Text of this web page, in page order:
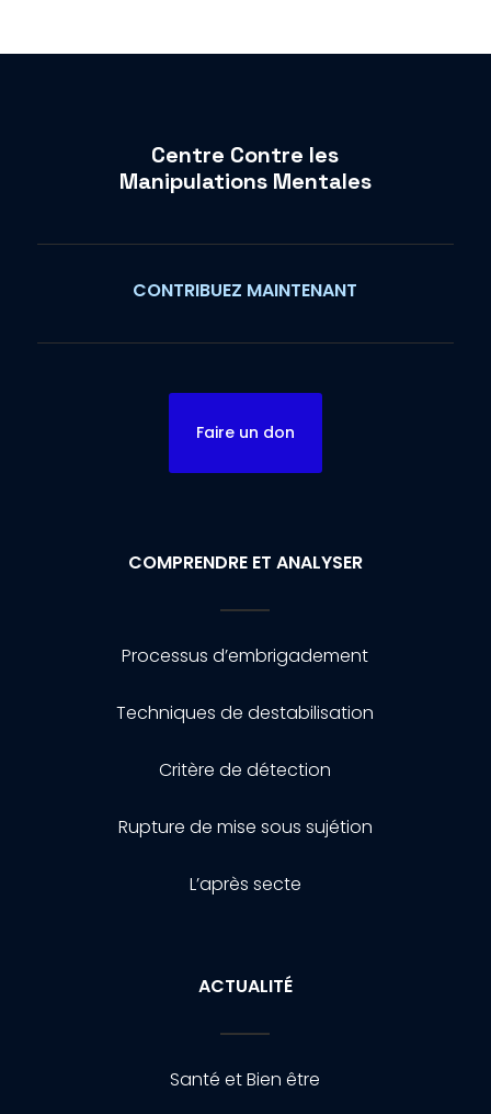
Centre Contre les
Manipulations Mentales
CONTRIBUEZ MAINTENANT
Faire un don
COMPRENDRE ET ANALYSER
Processus d’embrigadement
Techniques de destabilisation
Critère de détection
Rupture de mise sous sujétion
L’après secte
ACTUALITÉ
Santé et Bien être